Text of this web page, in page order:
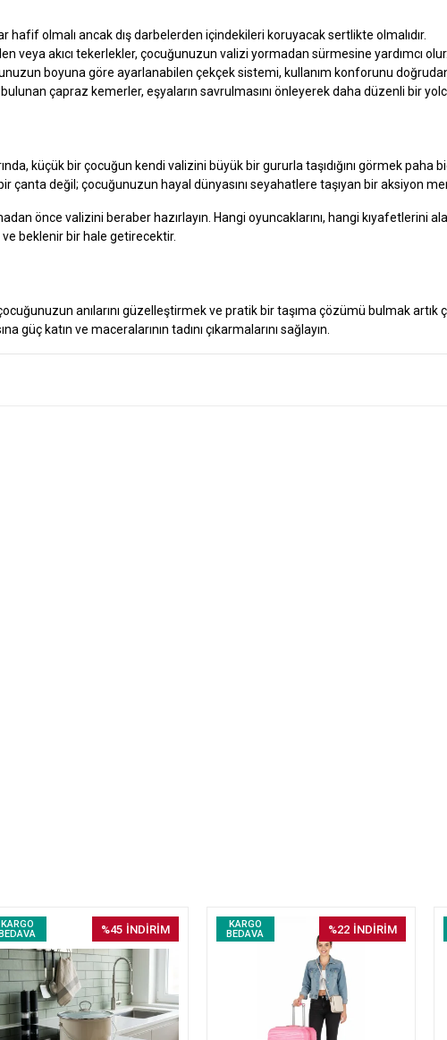
hafif olmalı ancak dış darbelerden içindekileri koruyacak sertlikte olmalıdır.
veya akıcı tekerlekler, çocuğunuzun valizi yormadan sürmesine yardımcı olur.
boyuna göre ayarlanabilen çekçek sistemi, kullanım konforunu
bulunan çapraz kemerler, eşyaların savrulmasını önleyerek daha düzenli bir
küçük bir çocuğun kendi valizini büyük bir gururla taşıdığını görmek paha
çanta değil; çocuğunuzun hayal dünyasını seyahatlere taşıyan bir aksiyon
önce valizini beraber hazırlayın. Hangi oyuncaklarını, hangi kıyafetlerini
ve beklenir bir hale getirecektir.
anılarını güzelleştirmek ve pratik bir taşıma çözümü bulmak artık
katın ve maceralarının tadını çıkarmalarını sağlayın.
KARGO
%45 İNDİRİM
KARGO
BEDAVA
%22 İNDİRİM